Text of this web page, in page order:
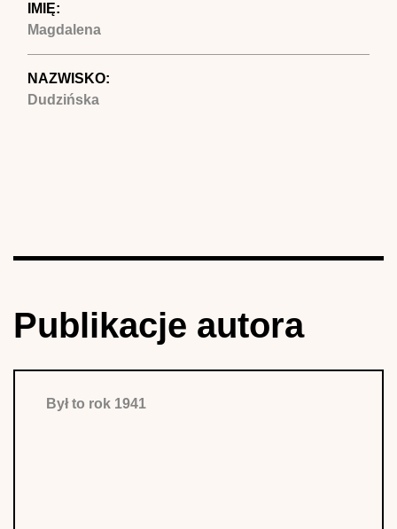
IMIĘ:
Magdalena
NAZWISKO:
Dudzińska
Publikacje autora
Był to rok 1941